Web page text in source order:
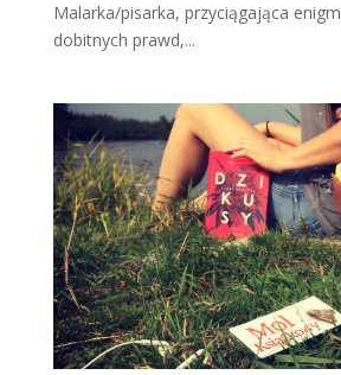
Malarka/pisarka, przyciągająca
dobitnych prawd,...